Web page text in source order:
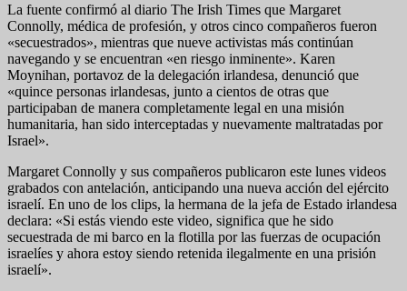
La fuente confirmó al diario The Irish Times que Margaret
Connolly, médica de profesión, y otros cinco compañeros fueron
«secuestrados», mientras que nueve activistas más continúan
navegando y se encuentran «en riesgo inminente». Karen
Moynihan, portavoz de la delegación irlandesa, denunció que
«quince personas irlandesas, junto a cientos de otras que
participaban de manera completamente legal en una misión
humanitaria, han sido interceptadas y nuevamente maltratadas por
Israel».
Margaret Connolly y sus compañeros publicaron este lunes videos
grabados con antelación, anticipando una nueva acción del ejército
israelí. En uno de los clips, la hermana de la jefa de Estado irlandesa
declara: «Si estás viendo este video, significa que he sido
secuestrada de mi barco en la flotilla por las fuerzas de ocupación
israelíes y ahora estoy siendo retenida ilegalmente en una prisión
israelí».